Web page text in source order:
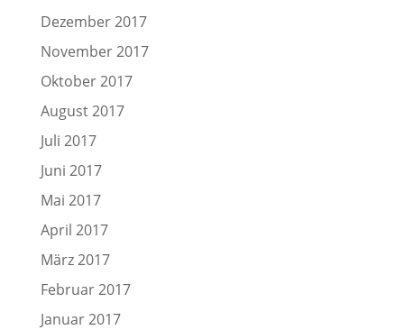
Dezember 2017
November 2017
Oktober 2017
August 2017
Juli 2017
Juni 2017
Mai 2017
April 2017
März 2017
Februar 2017
Januar 2017